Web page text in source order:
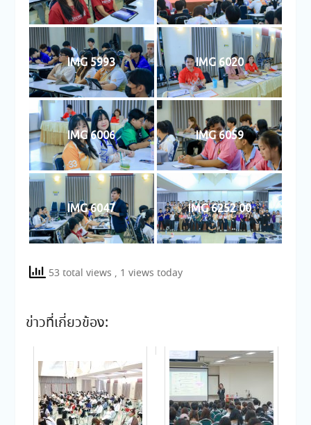
IMG 5993 IMG 6020
IMG 6006 IMG 6059
IMG 6047 IMG 6252 00
53 total views , 1 views today
ข่าวที่เกี่ยวข้อง: